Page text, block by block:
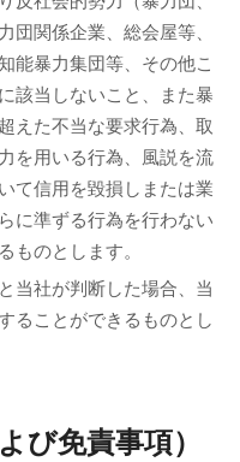
関係企業、総会屋等、
能暴力集団等、その他こ
該当しないこと、また暴
えた不当な要求行為、取
を用いる行為、風説を流
て信用を毀損しまたは業
に準ずる行為を行わない
ものとします。
当社が判断した場合、当
ることができるものとし
び免責事項）